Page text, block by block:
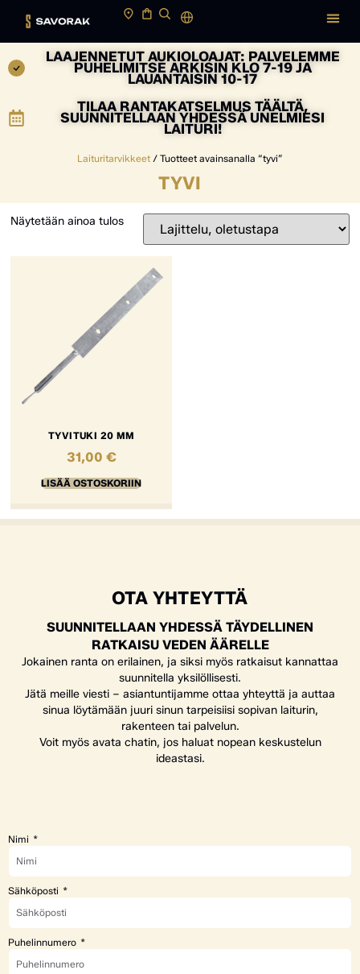
LAAJENNETUT AUKIOLOAJAT: PALVELEMME
PUHELIMITSE ARKISIN KLO 7-19 JA
LAUANTAISIN 10-17
TILAA RANTAKATSELMUS TÄÄLTÄ,
SUUNNITELLAAN YHDESSÄ UNELMIESI
LAITURI!
Laituritarvikkeet / Tuotteet avainsanalla “tyvi”
TYVI
Näytetään ainoa tulos
TYVITUKI 20 MM
31,00 €
LISÄÄ OSTOSKORIIN
OTA YHTEYTTÄ
SUUNNITELLAAN YHDESSÄ TÄYDELLINEN
RATKAISU VEDEN ÄÄRELLE
Jokainen ranta on erilainen, ja siksi myös ratkaisut kannattaa
suunnitella yksilöllisesti.
Jätä meille viesti – asiantuntijamme ottaa yhteyttä ja auttaa
sinua löytämään juuri sinun tarpeisiisi sopivan laiturin,
rakenteen tai palvelun.
Voit myös avata chatin, jos haluat nopean keskustelun
ideastasi.
Nimi
Sähköposti
Puhelinnumero